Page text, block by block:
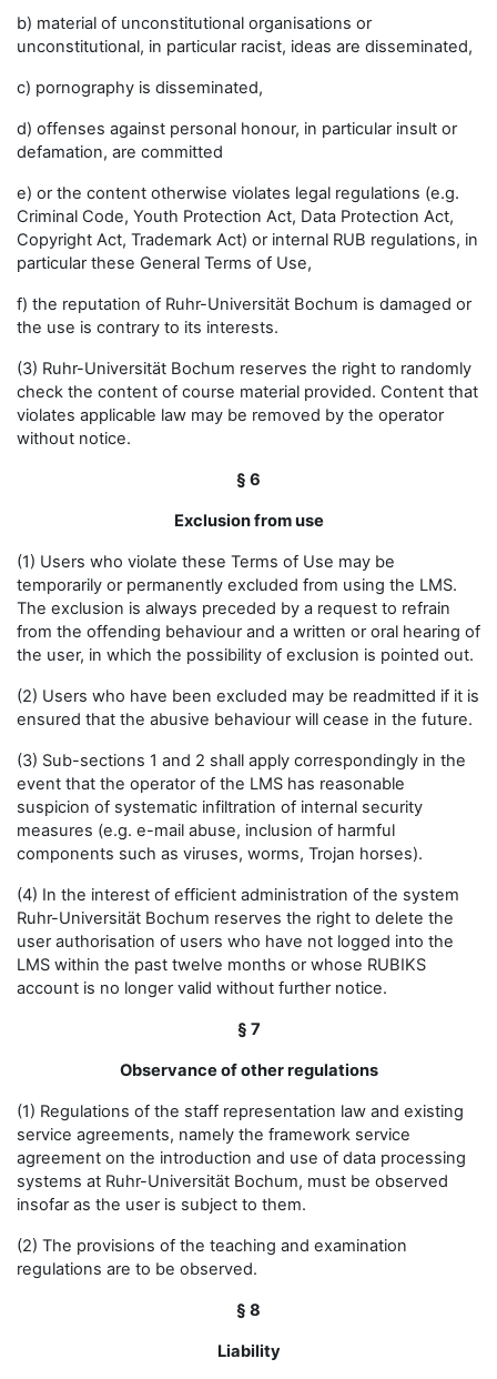
b) material of unconstitutional organisations or
unconstitutional, in particular racist, ideas are disseminated,
c) pornography is disseminated,
d) offenses against personal honour, in particular insult or
defamation, are committed
e) or the content otherwise violates legal regulations (e.g.
Criminal Code, Youth Protection Act, Data Protection Act,
Copyright Act, Trademark Act) or internal RUB regulations, in
particular these General Terms of Use,
f) the reputation of Ruhr-Universität Bochum is damaged or
the use is contrary to its interests.
(3) Ruhr-Universität Bochum reserves the right to randomly
check the content of course material provided. Content that
violates applicable law may be removed by the operator
without notice.
§ 6
Exclusion from use
(1) Users who violate these Terms of Use may be
temporarily or permanently excluded from using the LMS.
The exclusion is always preceded by a request to refrain
from the offending behaviour and a written or oral hearing of
the user, in which the possibility of exclusion is pointed out.
(2) Users who have been excluded may be readmitted if it is
ensured that the abusive behaviour will cease in the future.
(3) Sub-sections 1 and 2 shall apply correspondingly in the
event that the operator of the LMS has reasonable
suspicion of systematic infiltration of internal security
measures (e.g. e-mail abuse, inclusion of harmful
components such as viruses, worms, Trojan horses).
(4) In the interest of efficient administration of the system
Ruhr-Universität Bochum reserves the right to delete the
user authorisation of users who have not logged into the
LMS within the past twelve months or whose RUBIKS
account is no longer valid without further notice.
§ 7
Observance of other regulations
(1) Regulations of the staff representation law and existing
service agreements, namely the framework service
agreement on the introduction and use of data processing
systems at Ruhr-Universität Bochum, must be observed
insofar as the user is subject to them.
(2) The provisions of the teaching and examination
regulations are to be observed.
§ 8
Liability